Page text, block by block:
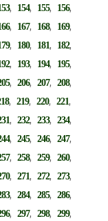
, 154, 155, 156,
, 167, 168, 169,
, 180, 181, 182,
, 193, 194, 195,
,206,207,208,
,219,220,221,
,232,233,234,
,245,246,247,
,258,259,260,
,271,272,273,
,284,285,286,
,297,298,299,